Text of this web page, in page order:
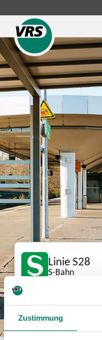
Zustimmung
Linie S28
S-Bahn
Linienverlauf:
Kaarst